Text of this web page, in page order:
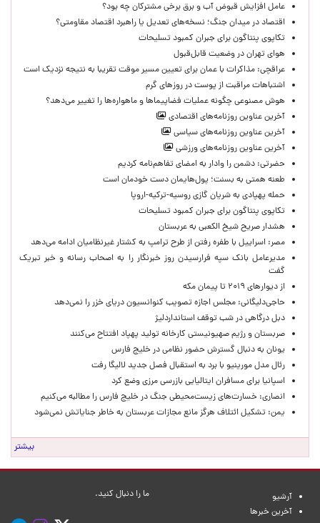
عامل افزایش قبوض آب و برق برخی مشترکان چه بود؟
اقتصاد در میدان جنگ؛ نسخه‌های تعدیل یا راهبرد اقتصاد مقاومتی؟
تکاپوی پنتاگون برای جبران کمبود تسلیحات
هوای تهران در وضعیت قابل‌قبول
عراقچی: مذاکرات با عمان برای تعیین مسیر موقت تقریبا به نتیجه نزدیک است
اشتباهات مراقبت از پوست در روزهای گرم
هوش مصنوعی چگونه عملیات فضاپیماها و ماهواره‌ها را تغییر می‌دهد؟
آخرین عناوین روزنامه‌های اقتصادی
آخرین عناوین روزنامه‌های سیاسی
آخرین عناوین روزنامه‌های ورزشی
حضرتی: دشمن را وادار به امضای تفاهم‌نامه کردیم
طعنه همتی به بسنت؛ پول‌هایمان دست خودمان است
حمله پهپادی به شریان گازی روسیه-ترکیه-اروپا
تکاپوی پنتاگون برای جبران کمبود تسلیحات
هشدار صریح شیخ الکعبی به عربستان
مصر: اسراییل با طفره رفتن از طرح ترامپ به کشتار غیرنظامیان ادامه می‌دهد
مدیرعامل بانک سپه فرارسیدن روز خبرنگار را به اصحاب رسانه و خبر تبریک
گفت
از دیوارهای ۲۰۱۹ تا پیمان مکه
حاجی‌دلیگانی: مجلس اجازه تصویب کنوانسیون دریای خزر را نمی‌دهد
دبل درگاهی در شب توقف استانداردلیژ
صربستان و رژیم صهیونیستی کارخانه تولید پهپاد افتتاح می‌کنند
یونان به دنبال گسترش حضور نظامی در خلیج فارس
رئال مدل مورینیو با برد به استقبال فصل جدید لالیگا رفت
اسپانیا برای مسافران ایتالیایی بازرسی مرزی وضع کرد
انصاری: خسارت‌های زیست‌محیطی جنگ در خلیج فارس را مطالبه‌ می‌کنیم
یمن: تشکیل ائتلاف هرگز مانع مجازات عربستان به خاطر جنایاتش نمی‌شود
بیشتر
آرشیو
آخرین خبرها
ما را دنبال کنید.